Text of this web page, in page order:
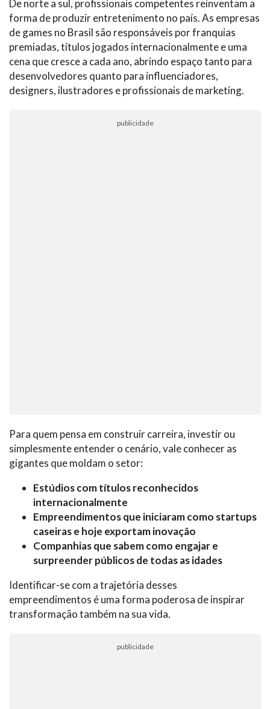
De norte a sul, profissionais competentes reinventam a
forma de produzir entretenimento no país. As empresas
de games no Brasil são responsáveis por franquias
premiadas, títulos jogados internacionalmente e uma
cena que cresce a cada ano, abrindo espaço tanto para
desenvolvedores quanto para influenciadores,
designers, ilustradores e profissionais de marketing.
publicidade
Para quem pensa em construir carreira, investir ou
simplesmente entender o cenário, vale conhecer as
gigantes que moldam o setor:
Estúdios com títulos reconhecidos
internacionalmente
Empreendimentos que iniciaram como startups
caseiras e hoje exportam inovação
Companhias que sabem como engajar e
surpreender públicos de todas as idades
Identificar-se com a trajetória desses
empreendimentos é uma forma poderosa de inspirar
transformação também na sua vida.
publicidade